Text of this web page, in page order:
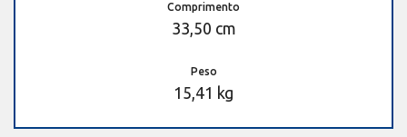
Comprimento
33,50 cm
Peso
15,41 kg